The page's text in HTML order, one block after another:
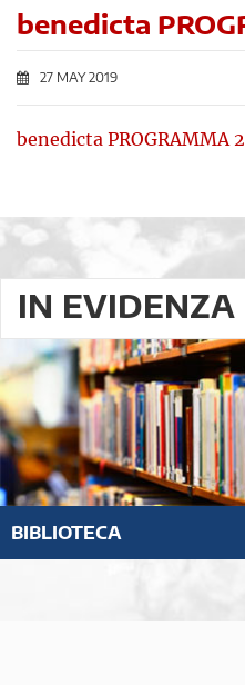
benedicta
27 MAY 2019
benedicta PROGRAMMA
IN EVIDENZA
BIBLIOTECA